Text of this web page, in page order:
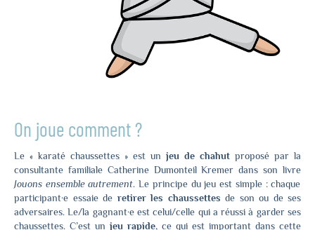
On joue comment ?
Le « karaté chaussettes » est un jeu de chahut proposé par la
consultante familiale Catherine Dumonteil Kremer dans son livre
Jouons ensemble autrement. Le principe du jeu est simple : chaque
participant·e essaie de retirer les chaussettes de son ou de ses
adversaires. Le/la gagnant·e est celui/celle qui a réussi à garder ses
chaussettes. C’est un jeu rapide, ce qui est important dans cette